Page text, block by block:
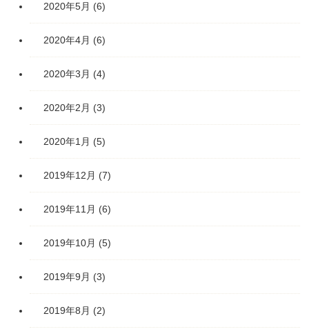
2020年5月 (6)
2020年4月 (6)
2020年3月 (4)
2020年2月 (3)
2020年1月 (5)
2019年12月 (7)
2019年11月 (6)
2019年10月 (5)
2019年9月 (3)
2019年8月 (2)